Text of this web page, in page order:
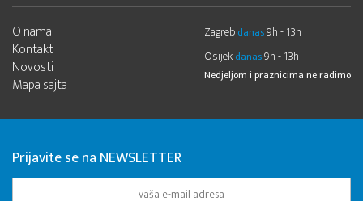
O nama
Kontakt
Novosti
Mapa sajta
Zagreb danas9h - 13h
Osijek danas9h - 13h
Nedjeljom i praznicima ne radimo
Prijavite se na NEWSLETTER